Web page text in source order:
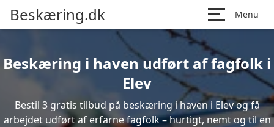
Beskæring.dk Menu
Beskæring i haven udført af fagfolk i
Elev
Bestil 3 gratis tilbud på beskæring i haven i Elev og få
arbejdet udført af erfarne fagfolk – hurtigt, nemt og til en